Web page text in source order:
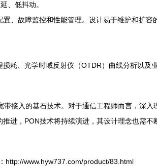
、低抖动。
、故障监控和性能管理。设计易于维护和扩容
耗、光学时域反射仪（OTDR）曲线分析以及
接入的基石技术。对于通信工程师而言，深
进，PON技术将持续演进，其设计理念也需不
http://www.hyw737.com/product/83.html